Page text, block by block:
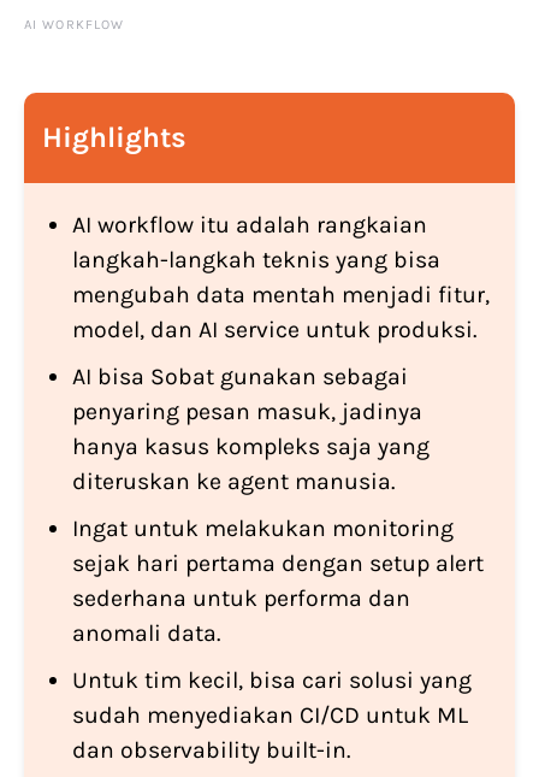
AI WORKFLOW
Highlights
AI workflow itu adalah rangkaian
langkah-langkah teknis yang bisa
mengubah data mentah menjadi fitur,
model, dan AI service untuk produksi.
AI bisa Sobat gunakan sebagai
penyaring pesan masuk, jadinya
hanya kasus kompleks saja yang
diteruskan ke agent manusia.
Ingat untuk melakukan monitoring
sejak hari pertama dengan setup alert
sederhana untuk performa dan
anomali data.
Untuk tim kecil, bisa cari solusi yang
sudah menyediakan CI/CD untuk ML
dan observability built-in.